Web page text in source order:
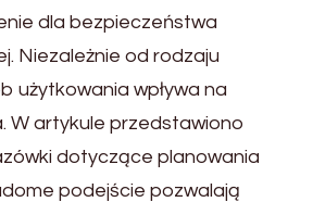
dla bezpieczeństwa
Niezależnie od rodzaju
użytkowania wpływa na
W artykule przedstawiono
dotyczące planowania
podejście pozwalają